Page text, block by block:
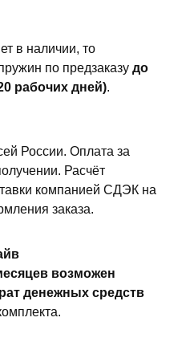
в наличии, то
по предзаказудо
рабочих дней).
России. Оплата за
Расчёт
компанией СДЭК на
заказа.
возможен
денежных средств